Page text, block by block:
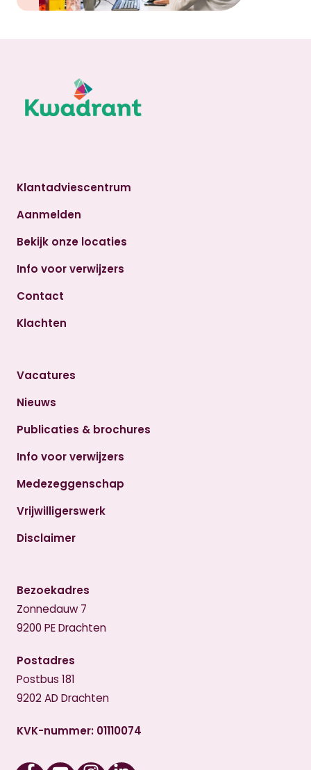
Klantadviescentrum
Aanmelden
Bekijk onze locaties
Info voor verwijzers
Contact
Klachten
Vacatures
Nieuws
Publicaties & brochures
Info voor verwijzers
Medezeggenschap
Vrijwilligerswerk
Disclaimer
Bezoekadres
Zonnedauw 7
9200 PE Drachten
Postadres
Postbus 181
9202 AD Drachten
KVK-nummer: 01110074